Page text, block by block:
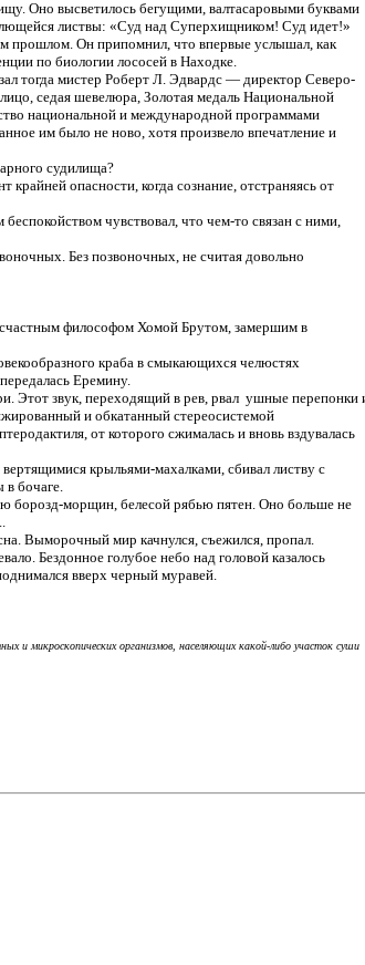
Оно высветилось бегущими, валтасаровыми буквами
листвы: «Суд над Суперхищником! Суд идет!»
прошлом. Он припомнил, что впервые услышал, как
по биологии лососей в Находке.
тогда мистер Роберт Л. Эдвардс — директор Северо-
седая шевелюра, Золотая медаль Национальной
национальной и международной программами
им было не ново, хотя произвело впечатление и
судилища?
крайней опасности, когда сознание, отстраняясь от
чувствовал, что чем-то связан с ними,
Без позвоночных, не считая довольно
философом Хомой Брутом, замершим в
краба в смыкающихся челюстях
Еремину.
Этот звук, переходящий в рев, рвал ушные перепонки
и обкатанный стереосистемой
от которого сжималась и вновь вздувалась
крыльями-махалками, сбивал листву с
в бочаге.
борозд-морщин, белесой рябью пятен. Оно больше не
Выморочный мир качнулся, съежился, пропал.
Бездонное голубое небо над головой казалось
вверх черный муравей.
микроскопических организмов, населяющих какой-либо участок суши